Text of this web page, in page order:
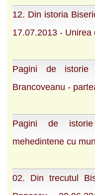
12. Din istoria
17.07.2013 - Unirea
Pagini de istorie
Brancoveanu -
Pagini de
mehedintene cu
02. Din trecutul